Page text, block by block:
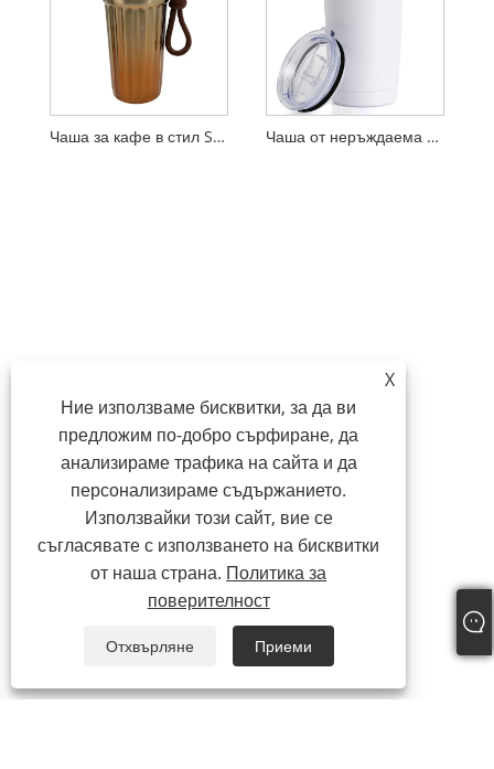
Чаша за кафе в стил Starbucks Чаша от неръждаема стомана 20 унции
X
Ние използваме бисквитки, за да ви
предложим по-добро сърфиране, да
анализираме трафика на сайта и да
персонализираме съдържанието.
Използвайки този сайт, вие се
съгласявате с използването на бисквитки
от наша страна. Политика за
поверителност
Отхвърляне Приеми